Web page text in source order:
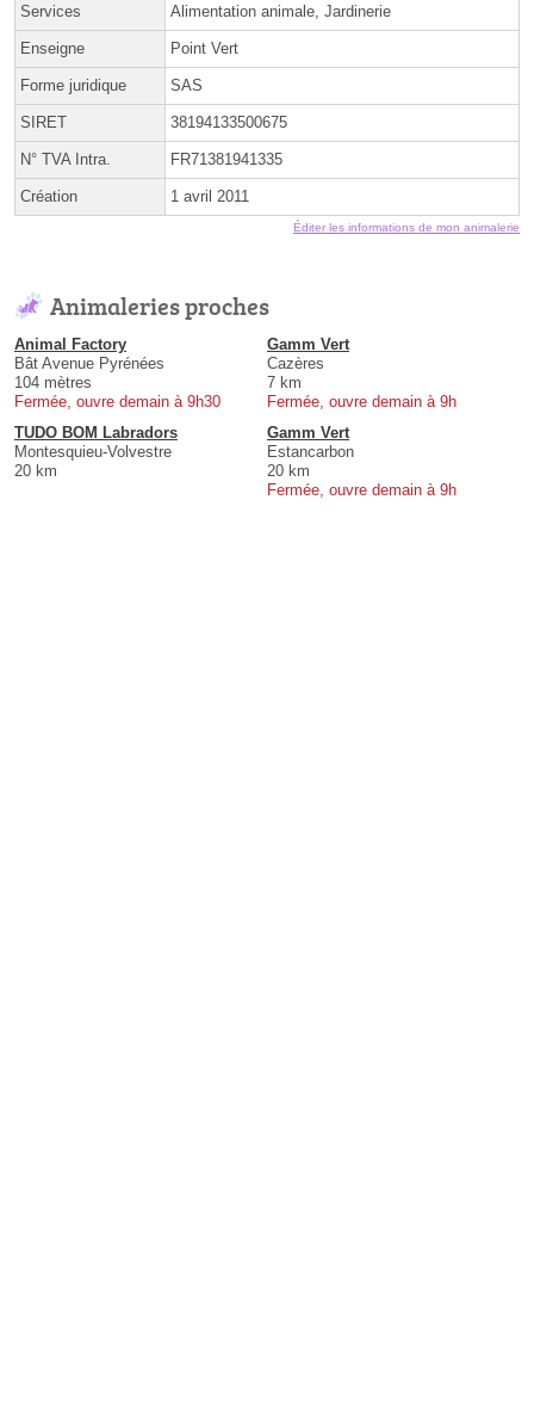
Services Alimentation animale, Jardinerie
Enseigne Point Vert
Forme juridique SAS
SIRET 38194133500675
N° TVA Intra. FR71381941335
Création 1 avril 2011
Éditer les informations de mon animalerie
Animaleries proches
Animal Factory
Bât Avenue Pyrénées
104 mètres
Fermée, ouvre demain à 9h30
Gamm Vert
Cazères
7 km
Fermée, ouvre demain à 9h
TUDO BOM Labradors
Montesquieu-Volvestre
20 km
Gamm Vert
Estancarbon
20 km
Fermée, ouvre demain à 9h